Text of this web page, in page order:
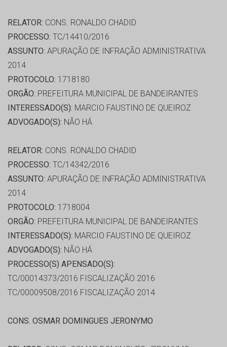
RELATOR: CONS. RONALDO CHADID
PROCESSO: TC/14410/2016
ASSUNTO: APURAÇÃO DE INFRAÇÃO ADMINISTRATIVA
2014
PROTOCOLO: 1718180
ORGÃO: PREFEITURA MUNICIPAL DE BANDEIRANTES
INTERESSADO(S): MARCIO FAUSTINO DE QUEIROZ
ADVOGADO(S): NÃO HÁ
RELATOR: CONS. RONALDO CHADID
PROCESSO: TC/14342/2016
ASSUNTO: APURAÇÃO DE INFRAÇÃO ADMINISTRATIVA
2014
PROTOCOLO: 1718004
ORGÃO: PREFEITURA MUNICIPAL DE BANDEIRANTES
INTERESSADO(S): MARCIO FAUSTINO DE QUEIROZ
ADVOGADO(S): NÃO HÁ
PROCESSO(S) APENSADO(S):
TC/00014373/2016 FISCALIZAÇÃO 2016
TC/00009508/2016 FISCALIZAÇÃO 2014
CONS. OSMAR DOMINGUES JERONYMO